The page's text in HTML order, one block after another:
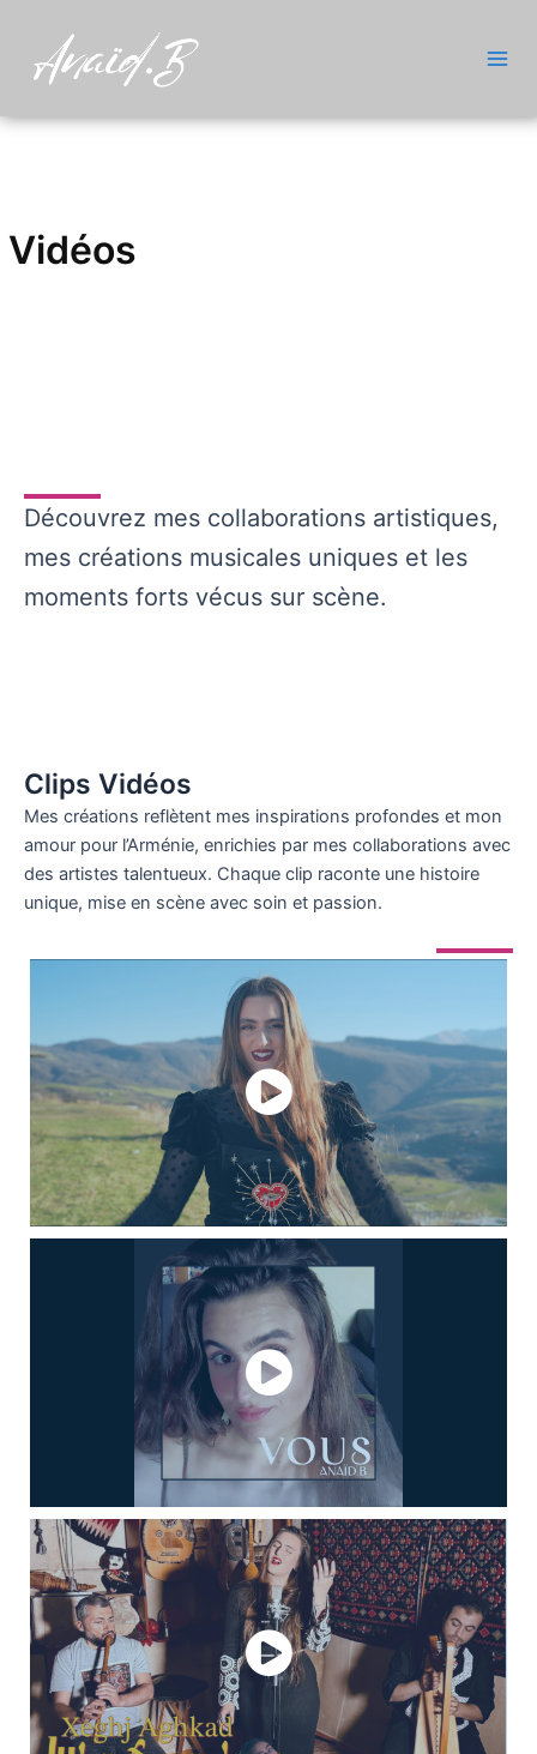
contenu
Vidéos
Découvrez mes collaborations artistiques,
mes créations musicales uniques et les
moments forts vécus sur scène.
Clips Vidéos
Mes créations reflètent mes inspirations profondes et mon
amour pour l’Arménie, enrichies par mes collaborations avec
des artistes talentueux. Chaque clip raconte une histoire
unique, mise en scène avec soin et passion.